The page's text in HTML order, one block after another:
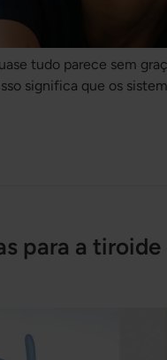
tudo parece sem
significa que os
engrena, e que
para a